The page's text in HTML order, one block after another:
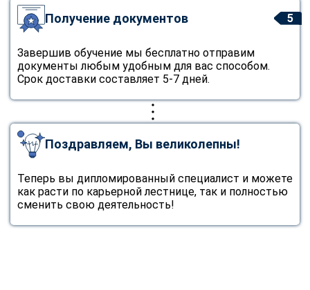
5
Получение документов
Завершив обучение мы бесплатно отправим
документы любым удобным для вас способом.
Срок доставки составляет 5-7 дней.
Поздравляем, Вы великолепны!
Теперь вы дипломированный специалист и можете
как расти по карьерной лестнице, так и полностью
сменить свою деятельность!
ChatApp
online
Свяжитесь с нами через любой удобный мессенджер!
Vkontakte